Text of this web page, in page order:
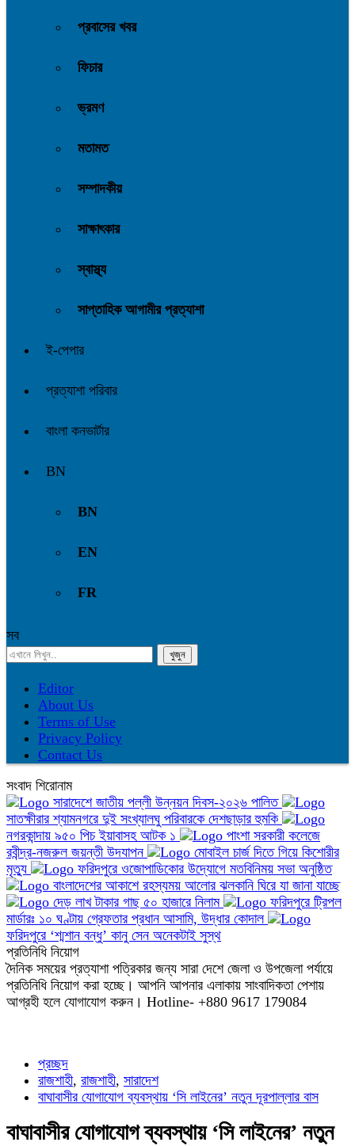
প্রবাসের খবর
ফিচার
ভ্রমণ
মতামত
সম্পাদকীয়
সাক্ষাৎকার
স্বাস্থ্য
সাপ্তাহিক আগামীর প্রত্যাশা
ই-পেপার
প্রত্যাশা পরিবার
বাংলা কনভার্টার
BN
BN
EN
FR
সব
Editor
About Us
Terms of Use
Privacy Policy
Contact Us
সংবাদ শিরোনাম
সারাদেশে জাতীয় পল্লী উন্নয়ন দিবস-২০২৬ পালিত
সাতক্ষীরার শ্যামনগরে দুই সংখ্যালঘু পরিবারকে দেশছাড়ার হুমকি
নগরকান্দায় ৯৫০ পিচ ইয়াবাসহ আটক ১
পাংশা সরকারী কলেজে
রবীন্দ্র-নজরুল জয়ন্তী উদযাপন
মোবাইল চার্জ দিতে গিয়ে কিশোরীর
মৃত্যু
ফরিদপুরে ওজোপাডিকোর উদ্যোগে মতবিনিময় সভা অনুষ্ঠিত
বাংলাদেশের আকাশে রহস্যময় আলোর ঝলকানি ঘিরে যা জানা যাচ্ছে
দেড় লাখ টাকার গাছ ৫০ হাজারে নিলাম
ফরিদপুরে ট্রিপল
মার্ডারঃ ১০ ঘণ্টায় গ্রেফতার প্রধান আসামি, উদ্ধার কোদাল
ফরিদপুরে ‘শ্মশান বন্ধু’ কানু সেন অনেকটাই সুস্থ
প্রতিনিধি নিয়োগ
দৈনিক সময়ের প্রত্যাশা পত্রিকার জন্য সারা দেশে জেলা ও উপজেলা পর্যায়ে
প্রতিনিধি নিয়োগ করা হচ্ছে। আপনি আপনার এলাকায় সাংবাদিকতা পেশায়
আগ্রহী হলে যোগাযোগ করুন। Hotline- +880 9617 179084
প্রচ্ছদ
রাজশাহী, রাজশাহী, সারাদেশ
বাঘাবাসীর যোগাযোগ ব্যবস্থায় ‘সি লাইনের’ নতুন দূরপাল্লার বাস
বাঘাবাসীর যোগাযোগ ব্যবস্থায় ‘সি লাইনের’ নতুন